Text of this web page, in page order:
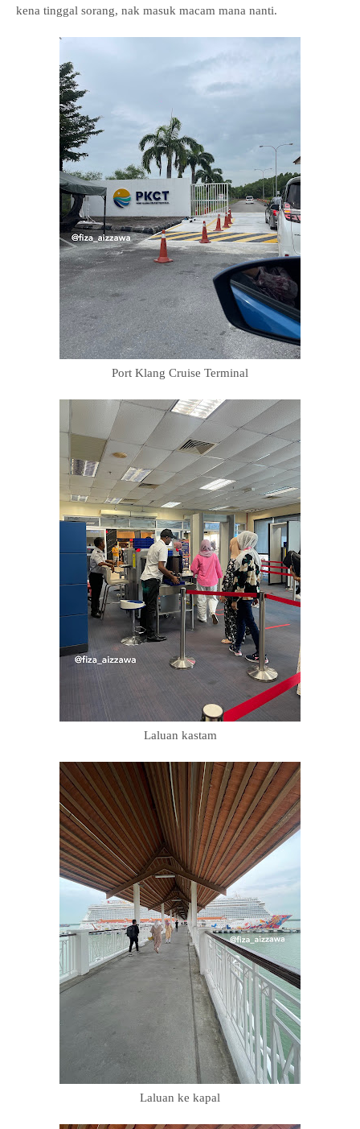
kena tinggal sorang, nak masuk macam mana nanti.
Port Klang Cruise Terminal
Laluan kastam
Laluan ke kapal